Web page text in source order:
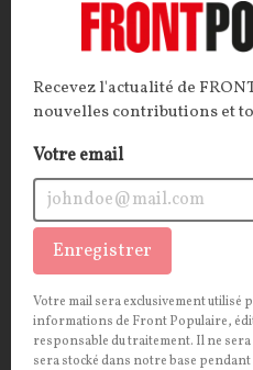
« Chat Control » et «
d’Ursula von der
offensive contre la
ligne se dessine
ARTICLE.Au motif de
multiplie les initiatives en
renforcé des contenus
préparer une véritable
terrain, la France ne
La
Recevez l'actualité de
nouvelles contributions et
Votre email
Enregistrer
Votre mail sera exclusivement utilisé
informations de Front Populaire,
responsable du traitement. Il ne sera
sera stocké dans notre base